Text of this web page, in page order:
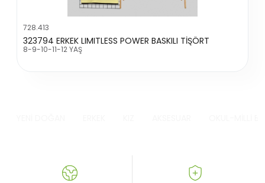
728.413
323794 ERKEK LIMITLESS POWER BASKILI TİŞÖRT
8-9-10-11-12 YAŞ